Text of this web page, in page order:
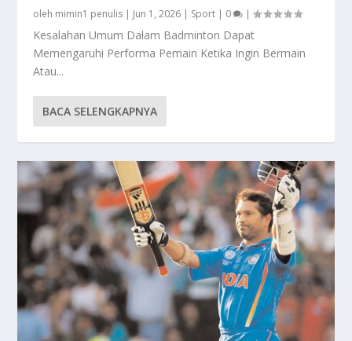
oleh mimin1 penulis | Jun 1, 2026 | Sport | 0 |
Kesalahan Umum Dalam Badminton Dapat
Memengaruhi Performa Pemain Ketika Ingin Bermain
Atau...
BACA SELENGKAPNYA